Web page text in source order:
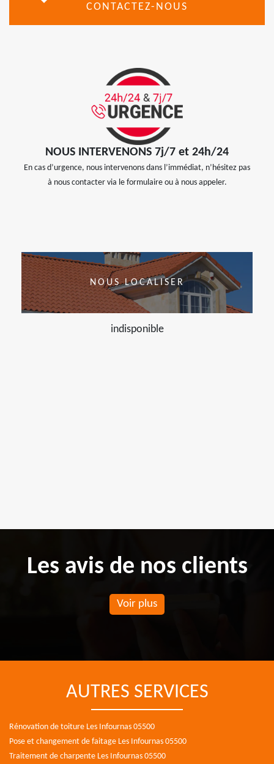
CONTACTEZ-NOUS
NOUS INTERVENONS 7j/7 et 24h/24
En cas d’urgence, nous intervenons dans l’immédiat, n’hésitez pas
à nous contacter via le formulaire ou à nous appeler.
NOUS LOCALISER
indisponible
Les avis de nos clients
Voir plus
AUTRES SERVICES
Rénovation de toiture Les Infournas 05500
Pose et changement de faitage Les Infournas 05500
Traitement de charpente Les Infournas 05500